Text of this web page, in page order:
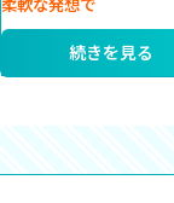
続きを見る